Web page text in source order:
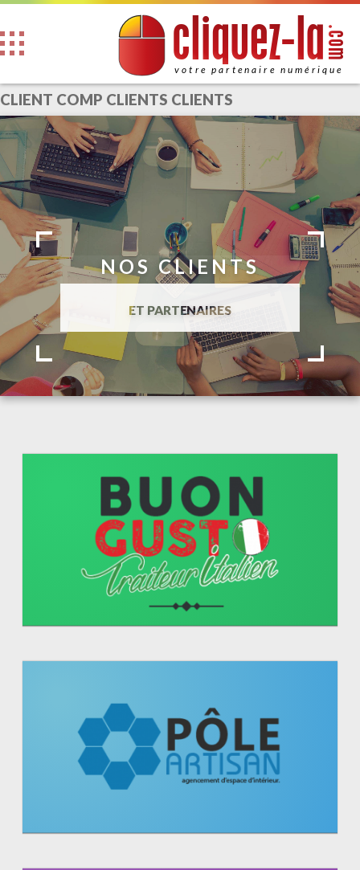
cliquez-la.com
votre partenaire numérique
CLIENT COMP CLIENTS CLIENTS
NOS CLIENTS
ET PARTENAIRES